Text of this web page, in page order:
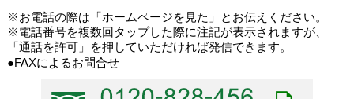
※お電話の際は「ホームページを見た」とお伝えください。
※電話番号を複数回タップした際に注記が表示されますが、
「通話を許可」を押していただければ発信できます。
●FAXによるお問合せ